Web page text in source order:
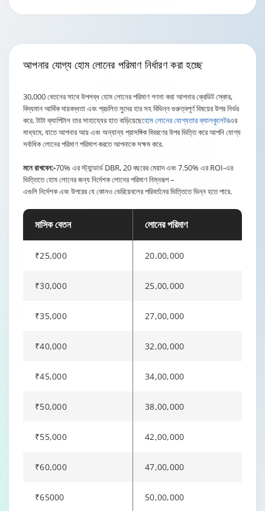
আপনার যোগ্যহোম লোনের পরিমাণনির্ধারণ করা হচ্ছে
30,000 বেতনের সাথে উপলব্ধ হোম লোনের পরিমাণ গণনা করা আপনার ক্রেডিট স্কোর,
বিদ্যমান আর্থিক দায়বদ্ধতা এবং প্রচলিত সুদের হার সহ বিভিন্ন গুরুত্বপূর্ণ বিষয়ের উপর নির্ভর
করে. টাটা ক্যাপিটাল তার সাহায্যের হাত বাড়িয়েছেহোম লোনের যোগ্যতার ক্যালকুলেটরএর
মাধ্যমে, যাতে আপনার আয় এবং অন্যান্য প্রাসঙ্গিক বিবরণের উপর ভিত্তি করে আপনি যোগ্য
সর্বাধিক লোনের পরিমাণ পরিমাপ করতে আপনাকে সক্ষম করে.
মনে রাখবেন:-70% এর স্ট্যান্ডার্ড DBR, 20 বছরের মেয়াদ এবং 7.50% এর ROI-এর
ভিত্তিতে হোম লোনের জন্য নির্দেশক লোনের পরিমাণ নিম্নরূপ –
এগুলি নির্দেশক এবং উপরের যে কোনও ভেরিয়েবলের পরিবর্তনের ভিত্তিতে ভিন্ন হতে পারে.
মাসিক বেতন লোনের পরিমাণ
₹25,000 20,00,000
₹30,000 25,00,000
₹35,000 27,00,000
₹40,000 32,00,000
₹45,000 34,00,000
₹50,000 38,00,000
₹55,000 42,00,000
₹60,000 47,00,000
₹65000 50,00,000